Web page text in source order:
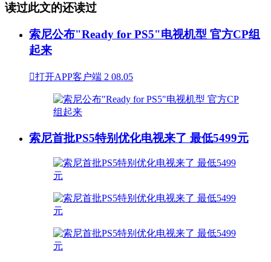
读过此文的还读过
索尼公布"Ready for PS5"电视机型 官方CP组
起来
打开APP客户端 2 08.05
索尼首批PS5特别优化电视来了 最低5499元